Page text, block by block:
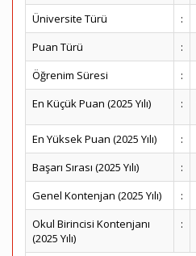
Üniversite Türü
:
Puan Türü
:
Öğrenim Süresi
:
En Küçük Puan (2025 Yılı)
:
En Yüksek Puan (2025 Yılı) :
Başarı Sırası (2025 Yılı)
:
Genel Kontenjan (2025 Yılı)
:
Okul Birincisi Kontenjanı
(2025 Yılı)
: